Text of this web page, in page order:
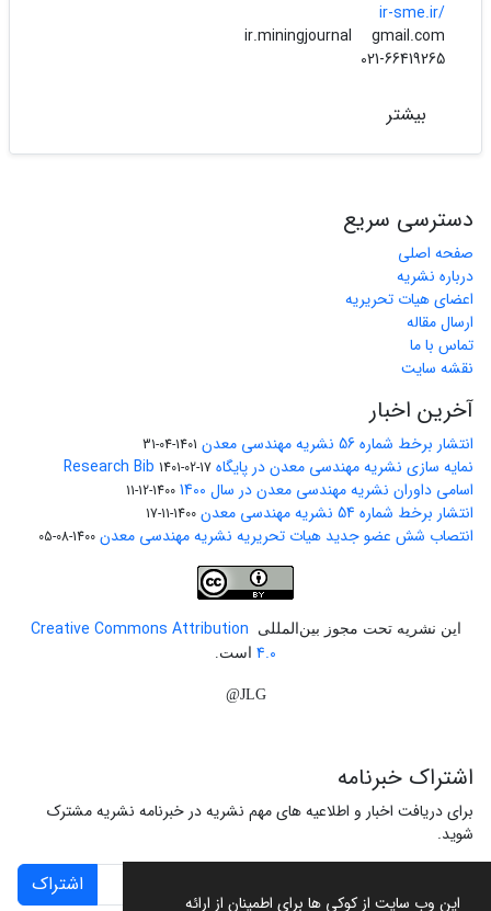
این وب سایت از کوکی ها برای اطمینان از ارائه
ir-sme.ir/
gmail.com
021-66419265
بیشتر
دسترسی سریع
صفحه اصلی
درباره نشریه
اعضای هیات تحریریه
ارسال مقاله
تماس با ما
نقشه سایت
آخرین اخبار
انتشار برخط شماره 56 نشریه مهندسی معدن 1401-04-31
نمایه سازی نشریه مهندسی معدن در پایگاه Research Bib 1401-02-17
اسامی داوران نشریه مهندسی معدن در سال 1400 1400-12-11
انتشار برخط شماره 54 نشریه مهندسی معدن 1400-11-17
انتصاب شش عضو جدید هیات تحریریه نشریه مهندسی معدن 1400-08-05
این نشریه تحت مجوز بین‌المللی
Creative Commons Attribution
4.0 است.
JLG@
اشتراک خبرنامه
برای دریافت اخبار و اطلاعیه های مهم نشریه در خبرنامه نشریه مشترک
شوید.
اشتراک